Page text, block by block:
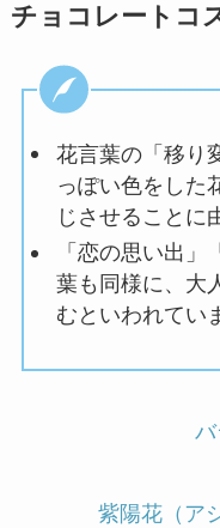
チョコレートコ
花言葉の「移り
っぽい色をした
じさせることに
「恋の思い出
葉も同様に、大
むといわれてい
バ
紫陽花（ア